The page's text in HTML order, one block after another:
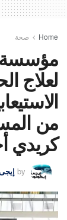
Home صحة
لعلاج
من
كريدي
by